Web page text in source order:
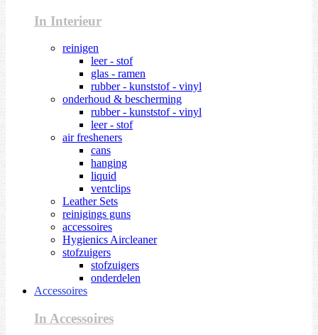
In Interieur
reinigen
leer - stof
glas - ramen
rubber - kunststof - vinyl
onderhoud & bescherming
rubber - kunststof - vinyl
leer - stof
air fresheners
cans
hanging
liquid
ventclips
Leather Sets
reinigings guns
accessoires
Hygienics Aircleaner
stofzuigers
stofzuigers
onderdelen
Accessoires
In Accessoires